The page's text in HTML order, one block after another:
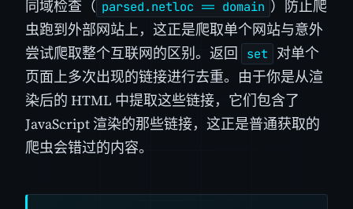
同域检查（ parsed.netloc == domain ）防止爬
虫跑到外部网站上，这正是爬取单个网站与意外
尝试爬取整个互联网的区别。返回
set
对单个
页面上多次出现的链接进行去重。由于你是从渲
染后的 HTML 中提取这些链接，它们包含了
JavaScript 渲染的那些链接，这正是普通获取的
爬虫会错过的内容。